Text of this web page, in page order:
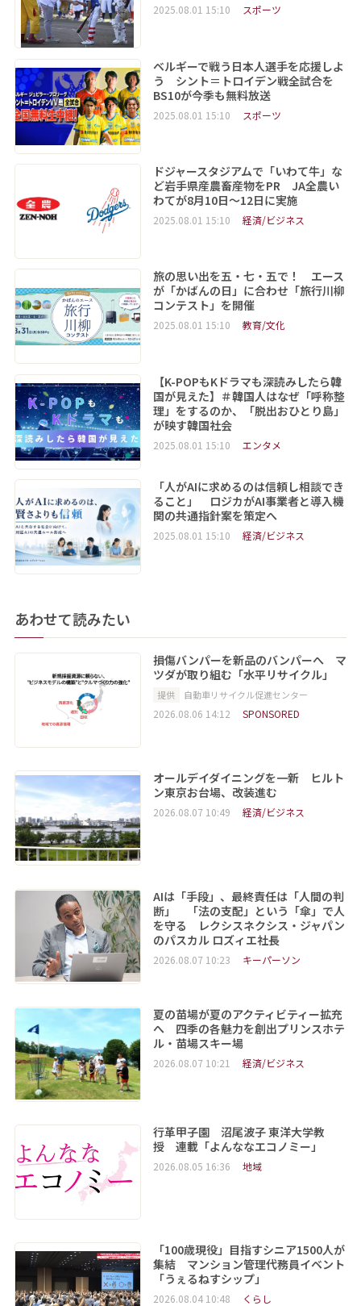
2025.08.01 15:10 スポーツ
ベルギーで戦う日本人選手を応援しよ
う シント＝トロイデン戦全試合を
BS10が今季も無料放送
2025.08.01 15:10 スポーツ
ドジャースタジアムで「いわて牛」な
ど岩手県産農畜産物をPR JA全農い
わてが8月10日～12日に実施
2025.08.01 15:10 経済/ビジネス
旅の思い出を五・七・五で！ エース
が「かばんの日」に合わせ「旅行川柳
コンテスト」を開催
2025.08.01 15:10 教育/文化
【K-POPもKドラマも深読みしたら韓
国が見えた】＃韓国人はなぜ「呼称整
理」をするのか、「脱出おひとり島」
が映す韓国社会
2025.08.01 15:10 エンタメ
「人がAIに求めるのは信頼し相談でき
ること」 ロジカがAI事業者と導入機
関の共通指針案を策定へ
2025.08.01 15:10 経済/ビジネス
あわせて読みたい
損傷バンパーを新品のバンパーへ マ
ツダが取り組む「水平リサイクル」
提供 自動車リサイクル促進センター
2026.08.06 14:12 SPONSORED
オールデイダイニングを一新 ヒルト
ン東京お台場、改装進む
2026.08.07 10:49 経済/ビジネス
AIは「手段」、最終責任は「人間の判
断」 「法の支配」という「傘」で人
を守る レクシスネクシス・ジャパン
のパスカル ロズィエ社長
2026.08.07 10:23 キーパーソン
夏の苗場が夏のアクティビティー拡充
へ 四季の各魅力を創出プリンスホテ
ル・苗場スキー場
2026.08.07 10:21 経済/ビジネス
行革甲子園 沼尾波子 東洋大学教
授 連載「よんななエコノミー」
2026.08.05 16:36 地域
「100歳現役」目指すシニア1500人が
集結 マンション管理代務員イベント
「うぇるねすシップ」
2026.08.04 10:48 くらし